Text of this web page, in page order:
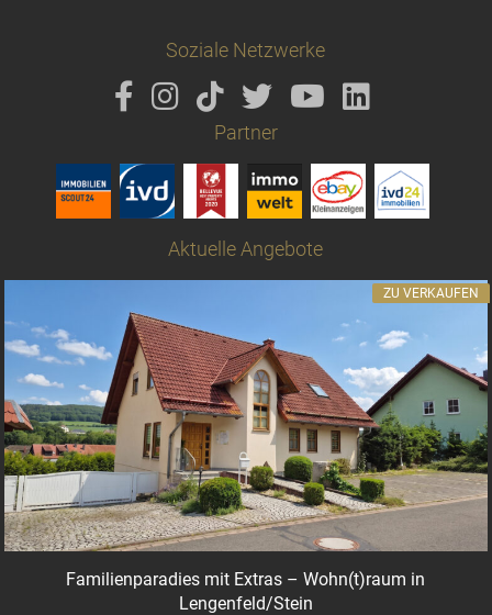
Soziale Netzwerke
Partner
Aktuelle Angebote
Familienparadies mit Extras – Wohn(t)raum in
Lengenfeld/Stein
ZU VERKAUFEN